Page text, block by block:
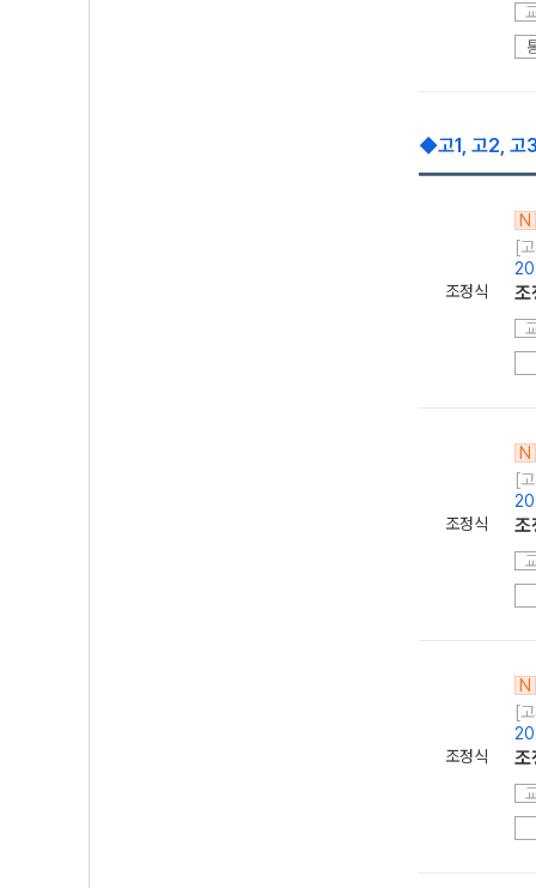
◆고1, 고2, 고
조정식
N
[
조정식
N
[
조정식
N
[